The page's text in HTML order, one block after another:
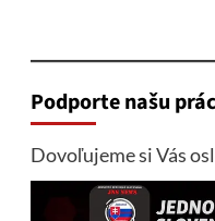
Podporte našu
Dovoľujeme si Vás